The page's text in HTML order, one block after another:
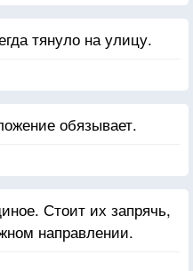
тянуло на улицу.
обязывает.
Стоит их запрячь,
направлении.